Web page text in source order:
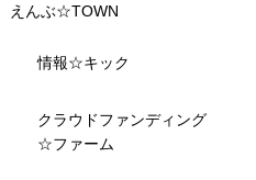
えんぶ☆TOWN
情報☆キック
クラウドファンディング
☆ファーム